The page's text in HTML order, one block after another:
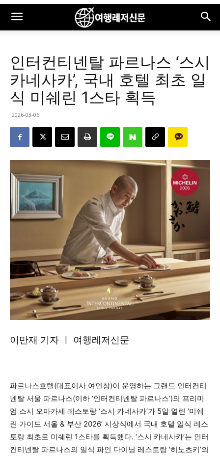
인터컨티넨탈 파르나스 ‘스시
카네사카’, 국내 호텔 최초 일
식 미쉐린 1스타 획득
2026-03-06
이만재 기자 ㅣ 여행레저신문
파르나스호텔(대표이사 여인창)이 운영하는 그랜드 인터컨티
넨탈 서울 파르나스(이하 ‘인터컨티넨탈 파르나스’)의 프리미
엄 스시 오마카세 레스토랑 ‘스시 카네사카’가 5일 열린 ‘미쉐
린 가이드 서울 & 부산 2026’ 시상식에서 국내 호텔 일식 레스
토랑 최초로 미쉐린 1스타를 획득했다. ‘스시 카네사카’는 인터
컨티넨탈 파르나스의 일식 파인 다이닝 레스토랑 ‘히노츠키’의